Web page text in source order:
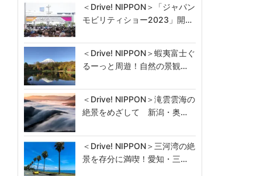
＜Drive! NIPPON＞「ジャパン
モビリティショー2023」開…
＜Drive! NIPPON＞蝦夷富士ぐ
るーっと周遊！自然の景観…
＜Drive! NIPPON＞滝雲雲海の
絶景をめざして 新潟・奥…
＜Drive! NIPPON＞三河湾の絶
景を存分に満喫！愛知・三…